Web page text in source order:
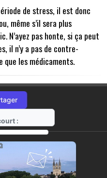
de stress, il est donc
même s’il sera plus
N’ayez pas honte, si ça peut
il n’y a pas de contre-
que les médicaments.
:
https://radio-g.fr?11211